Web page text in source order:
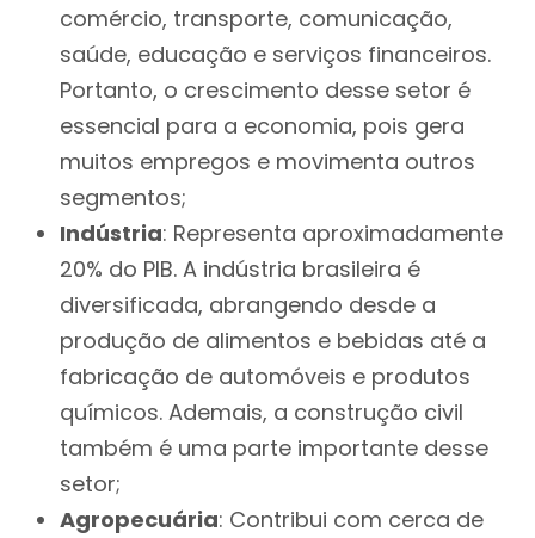
comércio, transporte, comunicação,
saúde, educação e serviços financeiros.
Portanto, o crescimento desse setor é
essencial para a economia, pois gera
muitos empregos e movimenta outros
segmentos;
Indústria: Representa aproximadamente
20% do PIB. A indústria brasileira é
diversificada, abrangendo desde a
produção de alimentos e bebidas até a
fabricação de automóveis e produtos
químicos. Ademais, a construção civil
também é uma parte importante desse
setor;
Agropecuária: Contribui com cerca de